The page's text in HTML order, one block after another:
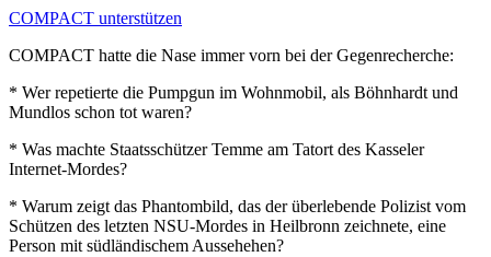
COMPACT unterstützen
COMPACT hatte die Nase immer vorn bei der Gegenrecherche:
* Wer repetierte die Pumpgun im Wohnmobil, als Böhnhardt und
Mundlos schon tot waren?
* Was machte Staatsschützer Temme am Tatort des Kasseler
Internet-Mordes?
* Warum zeigt das Phantombild, das der überlebende Polizist vom
Schützen des letzten NSU-Mordes in Heilbronn zeichnete, eine
Person mit südländischem Aussehehen?